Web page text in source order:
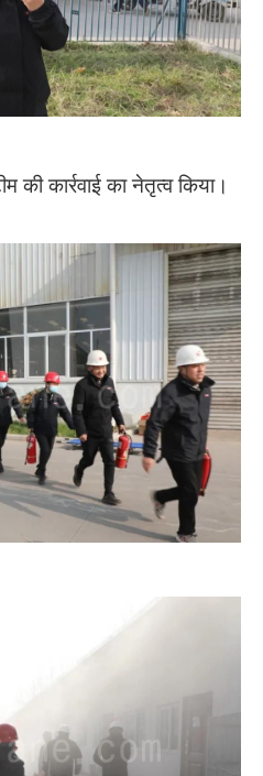
कार्रवाई का नेतृत्व किया।